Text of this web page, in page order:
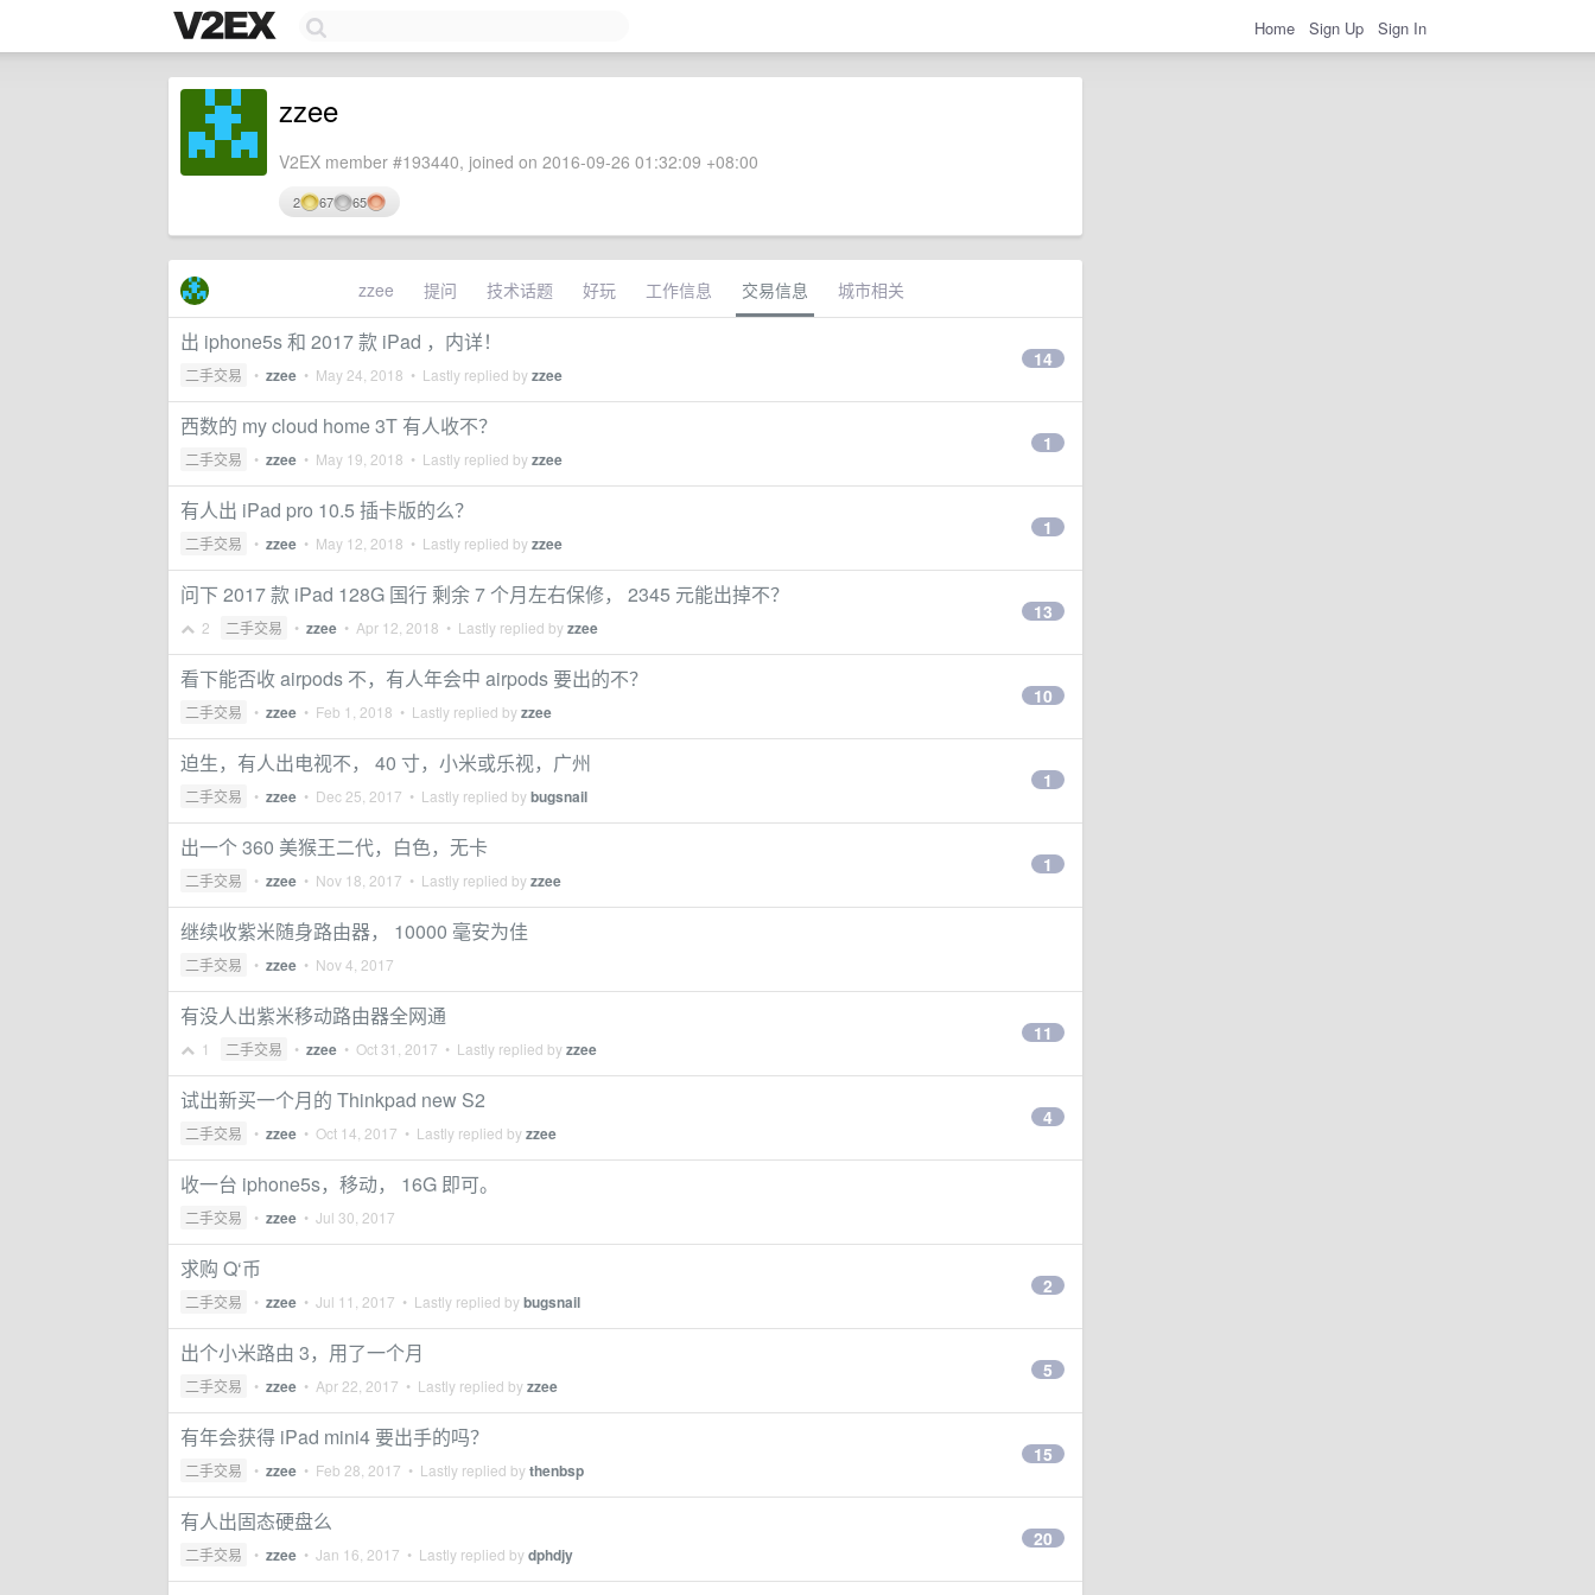
Home Sign Up Sign In
zzee
V2EX member #193440, joined on 2016-09-26 01:32:09 +08:00
2 67 65
zzee 提问 技术话题 好玩 工作信息 交易信息 城市相关
出 iphone5s 和 2017 款 iPad ，内详！
二手交易 • zzee • May 24, 2018 • Lastly replied byzzee
14
西数的 my cloud home 3T 有人收不？
二手交易 • zzee • May 19, 2018 • Lastly replied byzzee
1
有人出 iPad pro 10.5 插卡版的么？
二手交易 • zzee • May 12, 2018 • Lastly replied byzzee
1
问下 2017 款 iPad 128G 国行 剩余 7 个月左右保修， 2345 元能出掉不？
2 二手交易 • zzee • Apr 12, 2018 • Lastly replied byzzee
13
看下能否收 airpods 不，有人年会中 airpods 要出的不？
二手交易 • zzee • Feb 1, 2018 • Lastly replied byzzee
10
迫生，有人出电视不， 40 寸，小米或乐视，广州
二手交易 • zzee • Dec 25, 2017 • Lastly replied bybugsnail
1
出一个 360 美猴王二代，白色，无卡
二手交易 • zzee • Nov 18, 2017 • Lastly replied byzzee
1
继续收紫米随身路由器， 10000 毫安为佳
二手交易 • zzee • Nov 4, 2017
有没人出紫米移动路由器全网通
1 二手交易 • zzee • Oct 31, 2017 • Lastly replied byzzee
11
试出新买一个月的 Thinkpad new S2
二手交易 • zzee • Oct 14, 2017 • Lastly replied byzzee
4
收一台 iphone5s，移动， 16G 即可。
二手交易 • zzee • Jul 30, 2017
求购 Q‘币
二手交易 • zzee • Jul 11, 2017 • Lastly replied bybugsnail
2
出个小米路由 3，用了一个月
二手交易 • zzee • Apr 22, 2017 • Lastly replied byzzee
5
有年会获得 iPad mini4 要出手的吗？
二手交易 • zzee • Feb 28, 2017 • Lastly replied bythenbsp
15
有人出固态硬盘么
二手交易 • zzee • Jan 16, 2017 • Lastly replied bydphdjy
20